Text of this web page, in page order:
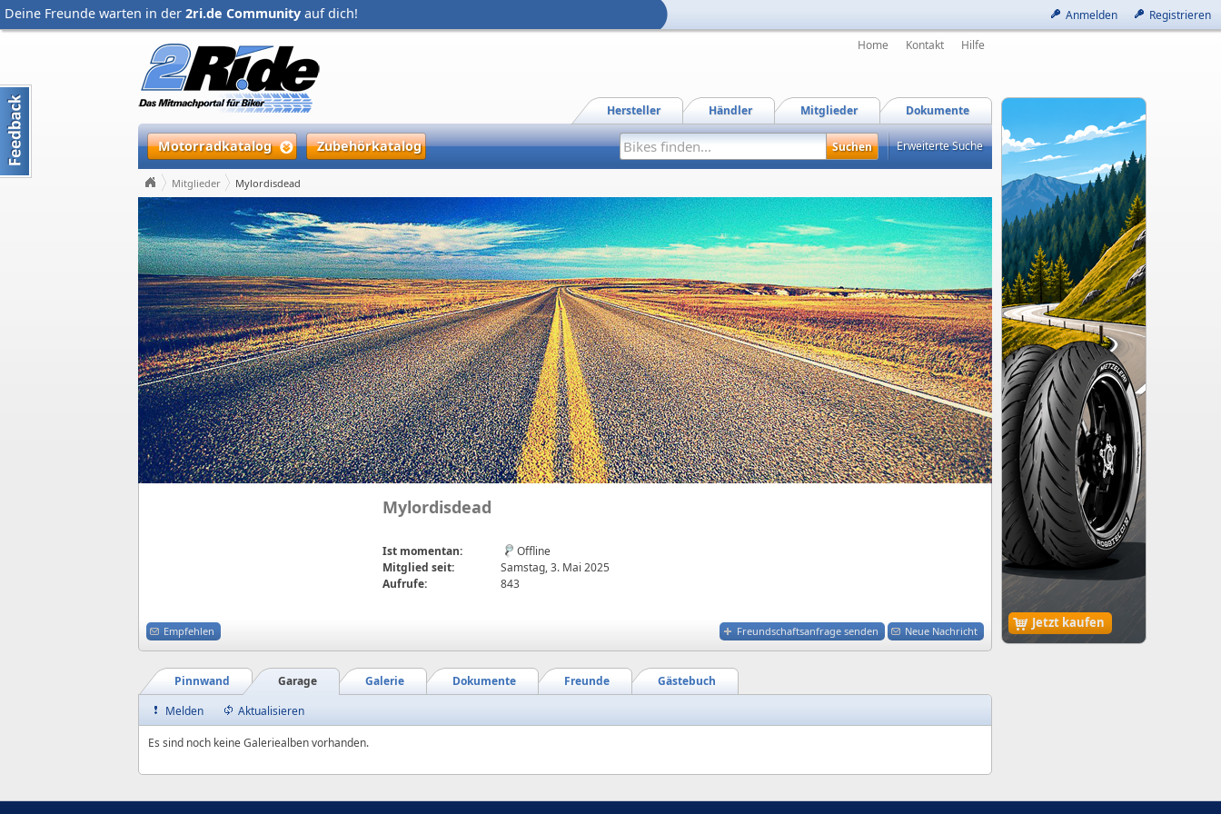
Anmelden Registrieren
Deine Freunde warten in der 2ri.de Community auf dich!
Jetzt kaufen
Home Kontakt Hilfe
Dokumente
Mitglieder
Händler
Hersteller
Motorradkatalog Zubehörkatalog Erweiterte Suche
Mitglieder Mylordisdead
Mylordisdead
Ist momentan:
Offline
Mitglied seit:
Samstag, 3. Mai 2025
Aufrufe:
843
Freundschaftsanfrage senden Neue Nachricht
Empfehlen
Gästebuch
Freunde
Dokumente
Galerie
Garage
Pinnwand
Melden
Aktualisieren
Es sind noch keine Galeriealben vorhanden.